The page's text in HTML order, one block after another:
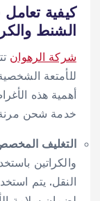
كيفية
الشنط
شركة الرهوان
للأمتعة
أهمية هذه
خدمة شحن
التغليف
والكراتين
النقل. يتم